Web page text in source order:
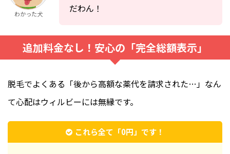
わかった犬
だわん！
追加料金なし！安心の「完全総額表示」
脱毛でよくある「後から高額な薬代を請求された…」なん
て心配はウィルビーには無縁です。
これら全て「0円」です！